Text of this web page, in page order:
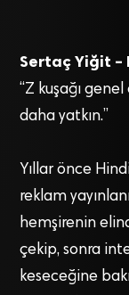
Sertaç Yiğit –
“Z kuşağı
daha yatkın.”
Yıllar önce
reklam
hemşirenin
çekip, sonra
keseceğine